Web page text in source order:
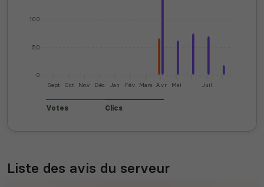
0
50
100
Sept Oct Nov Déc Jan Fév Mars Avr Mai Juil
Votes Clics
Liste des avis du serveur